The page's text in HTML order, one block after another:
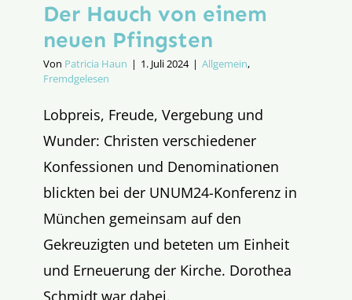
Der Hauch von einem
neuen Pfingsten
Von Patricia Haun | 1. Juli 2024 | Allgemein,
Fremdgelesen
Lobpreis, Freude, Vergebung und
Wunder: Christen verschiedener
Konfessionen und Denominationen
blickten bei der UNUM24-Konferenz in
München gemeinsam auf den
Gekreuzigten und beteten um Einheit
und Erneuerung der Kirche. Dorothea